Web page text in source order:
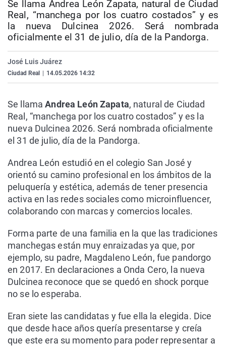
La rosa de los vientos
Gente viajera
Como el perro y el
Caso
Retornados
Equipo de
Extremadura
Galicia
La Rioja
Virales
Televisión
Elecciones
Se llama Andrea León Zapata, natural de Ciudad
Real, “manchega por los cuatro costados” y es
la nueva Dulcinea 2026. Será nombrada
oficialmente el 31 de julio, día de la Pandorga.
José Luis Juárez
Ciudad Real 14.05.2026 14:32
Se llamaAndrea León Zapata, natural de Ciudad
Real, “manchega por los cuatro costados” y es la
nueva Dulcinea 2026. Será nombrada oficialmente
el 31 de julio, día de la Pandorga.
Andrea León estudió en el colegio San José y
orientó su camino profesional en los ámbitos de la
peluquería y estética, además de tener presencia
activa en las redes sociales como microinfluencer,
colaborando con marcas y comercios locales.
Forma parte de una familia en la que las tradiciones
manchegas están muy enraizadas ya que, por
ejemplo, su padre, Magdaleno León, fue pandorgo
en 2017. En declaraciones a Onda Cero, la nueva
Dulcinea reconoce que se quedó en shock porque
no se lo esperaba.
Eran siete las candidatas y fue ella la elegida. Dice
que desde hace años quería presentarse y creía
que este era su momento para poder representar a